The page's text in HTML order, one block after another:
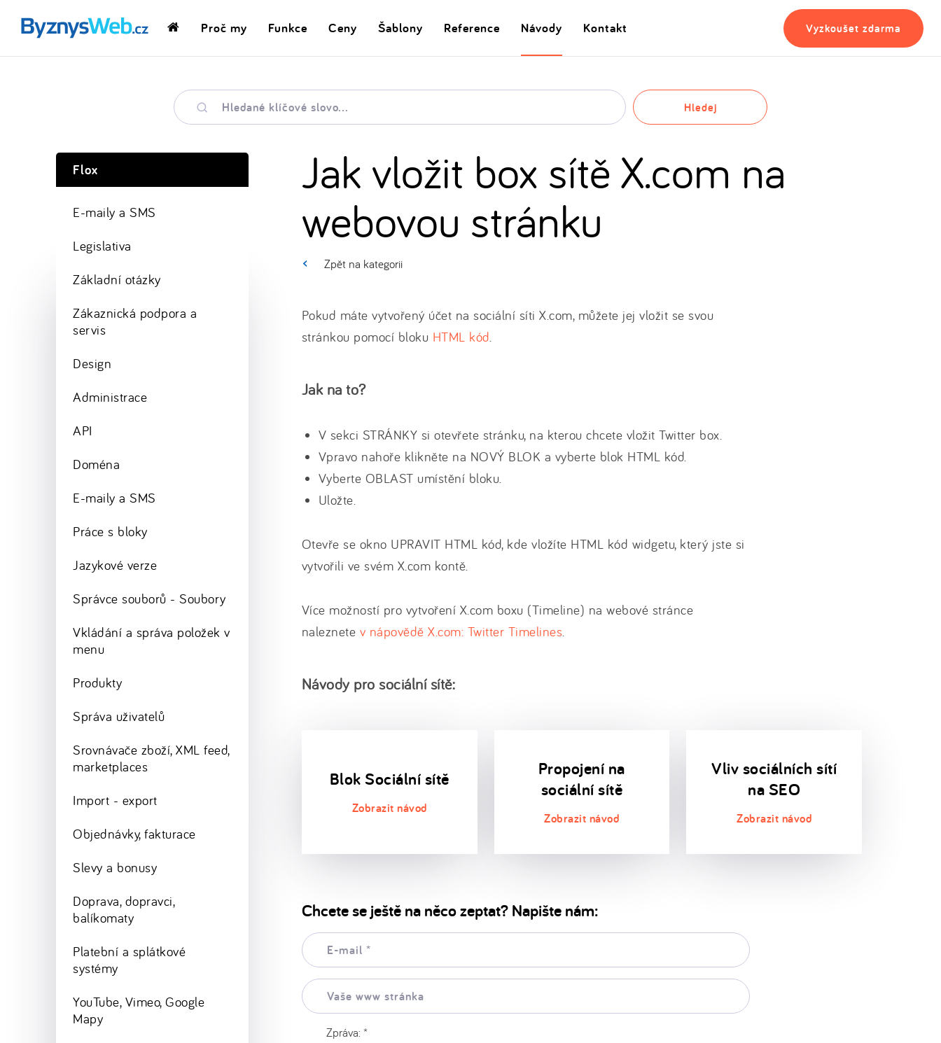
DomovskáProč my Funkce Ceny Šablony Reference Návody Kontakt Vyzkoušet zdarma
Hledané
klíčové
slovo
Hledej
Zpět na kategorii
Jak vložit box sítě X.com na
webovou stránku
Pokud máte vytvořený účet na sociální síti X.com, můžete jej vložit se svou
stránkou pomocí bloku HTML kód.
Jak na to?
V sekci STRÁNKY si otevřete stránku, na kterou chcete vložit Twitter box.
Vpravo nahoře klikněte na NOVÝ BLOK a vyberte blok HTML kód.
Vyberte OBLAST umístění bloku.
Uložte.
Otevře se okno UPRAVIT HTML kód, kde vložíte HTML kód widgetu, který jste si
vytvořili ve svém X.com kontě.
Více možností pro vytvoření X.com boxu (Timeline) na webové stránce
naleznete v nápovědě X.com: Twitter Timelines.
Návody pro sociální sítě:
Blok Sociální sítě
Propojení na
sociální sítě
Vliv sociálních sítí
na SEO
Chcete se ještě na něco zeptat? Napište nám:
E-
mail:
Vaše
www
stránka:
Zpráva: *
Flox
E-maily a SMS
Legislativa
Základní otázky
Zákaznická podpora a
servis
Design
Administrace
API
Doména
E-maily a SMS
Práce s bloky
Jazykové verze
Správce souborů - Soubory
Vkládání a správa položek v
menu
Produkty
Správa uživatelů
Srovnávače zboží, XML feed,
marketplaces
Import - export
Objednávky, fakturace
Slevy a bonusy
Doprava, dopravci,
balíkomaty
Platební a splátkové
systémy
YouTube, Vimeo, Google
Mapy